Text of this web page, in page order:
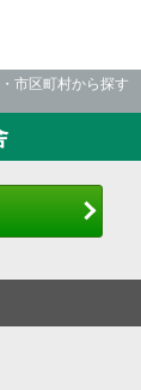
市区町村から探す